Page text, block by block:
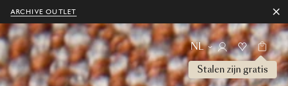
ARCHIVE OUTLET
NL
Stalen zijn gratis